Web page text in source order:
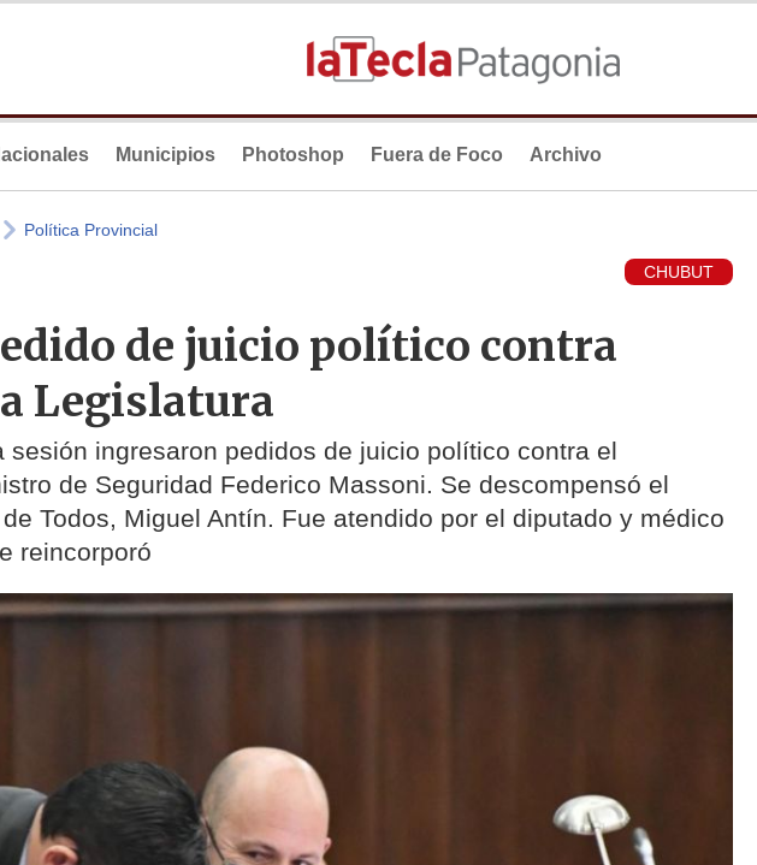
Municipios Photoshop Fuera de Foco Archivo
Política Provincial
CHUBUT
de juicio político contra
Legislatura
sesión ingresaron pedidos de juicio político contra el
de Seguridad Federico Massoni. Se descompensó el
Todos, Miguel Antín. Fue atendido por el diputado y médico
reincorporó